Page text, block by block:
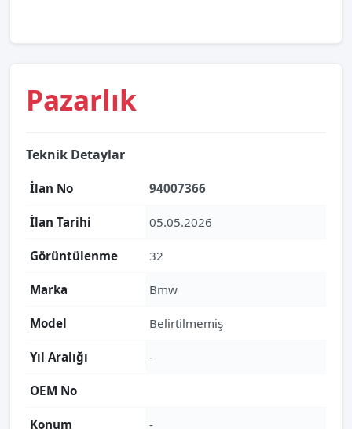
Pazarlık
Teknik Detaylar
İlan No 94007366
İlan Tarihi 05.05.2026
Görüntülenme 32
Marka Bmw
Model Belirtilmemiş
Yıl Aralığı -
OEM No
Konum -